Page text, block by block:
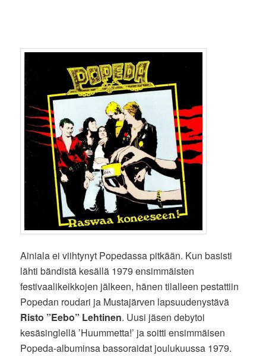
Ainiala ei viihtynyt Popedassa pitkään. Kun basisti
lähti bändistä kesällä 1979 ensimmäisten
festivaalikeikkojen jälkeen, hänen tilalleen pestattiin
Popedan roudari ja Mustajärven lapsuudenystävä
Risto ”Eebo” Lehtinen. Uusi jäsen debytoi
kesäsinglellä ’Huummetta!’ ja soitti ensimmäisen
Popeda-albuminsa bassoraidat joulukuussa 1979.